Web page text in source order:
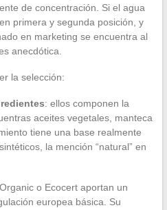
de concentración. Si el agua
primera y segunda posición, y
en marketing se encuentra al
anecdótica.
la selección:
: ellos componen la
aceites vegetales, manteca
tiene una base realmente
la mención “natural” en
o Ecocert aportan un
europea básica. Su